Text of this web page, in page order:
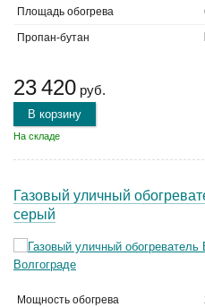
Площадь обогрева
Пропан-бутан
23 420 руб.
В корзину
На складе
Газовый уличный
серый
Мощность обогрева